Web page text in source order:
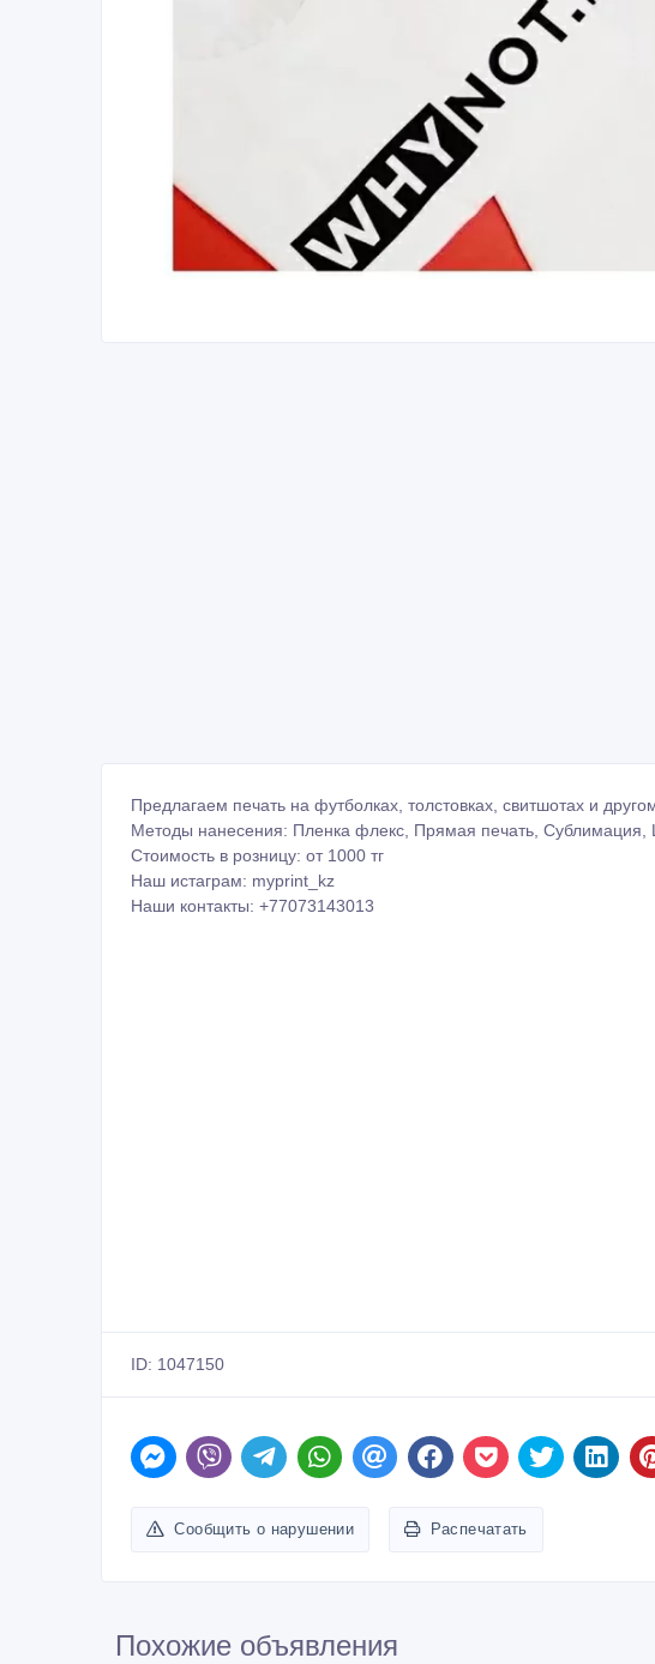
Предлагаем печать на футболках, толстовках, свитшотах и другом
Методы нанесения: Пленка флекс, Прямая печать, Сублимация,
Стоимость в розницу: от 1000 тг
Наш истаграм: myprint_kz
Наши контакты: +77073143013
ID: 1047150
Сообщить о нарушении Распечатать
Похожие объявления